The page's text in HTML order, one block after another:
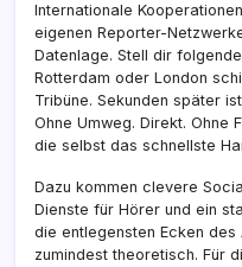
Internationale
eigenen Reporter-
Datenlage. Stell dir
Rotterdam oder London
Tribüne. Sekunden später
Ohne Umweg. Direkt. Ohne
die selbst das schnellste
Dazu kommen clevere
Dienste für Hörer und ein
die entlegensten Ecken
zumindest theoretisch. Für